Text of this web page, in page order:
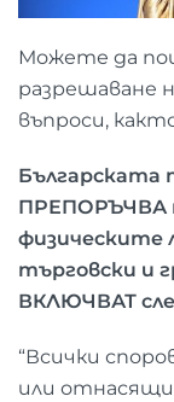
Можете да
разрешаване
въпроси,
Българската
ПРЕПОРЪЧВА
физическите
търговски и
ВКЛЮЧВАТ
“Всички
или отнасящи